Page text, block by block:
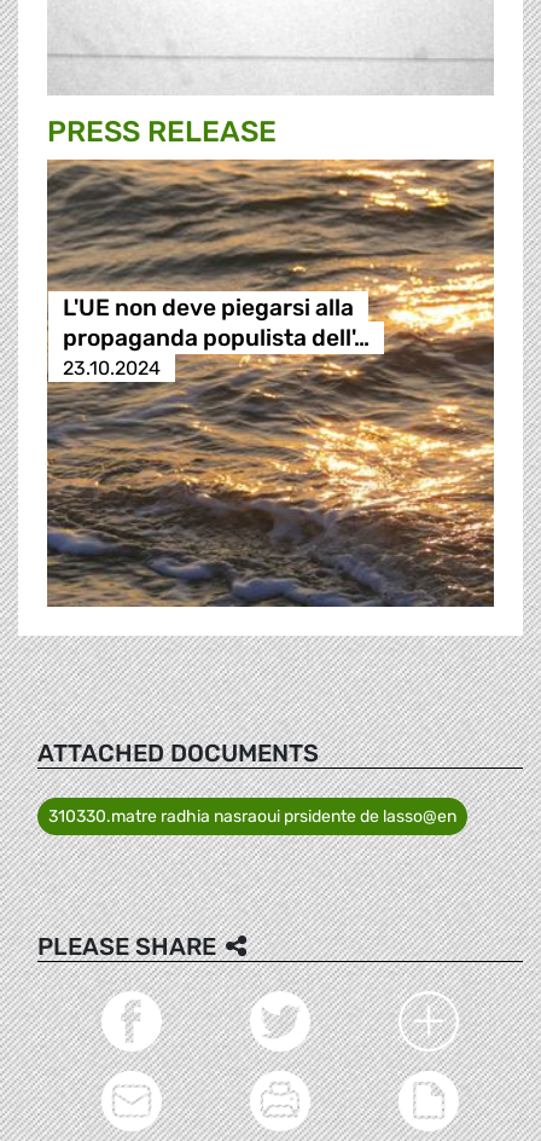
PRESS RELEASE
L'UE non deve piegarsi alla
propaganda populista dell'…
23.10.2024
ATTACHED DOCUMENTS
310330.matre radhia nasraoui prsidente de lasso@en
PLEASE SHARE